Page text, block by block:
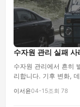
수자원 관리 실패
수자원 관리에서 흔히
리합니다. 기후 변화,
이서윤04-15조회 78